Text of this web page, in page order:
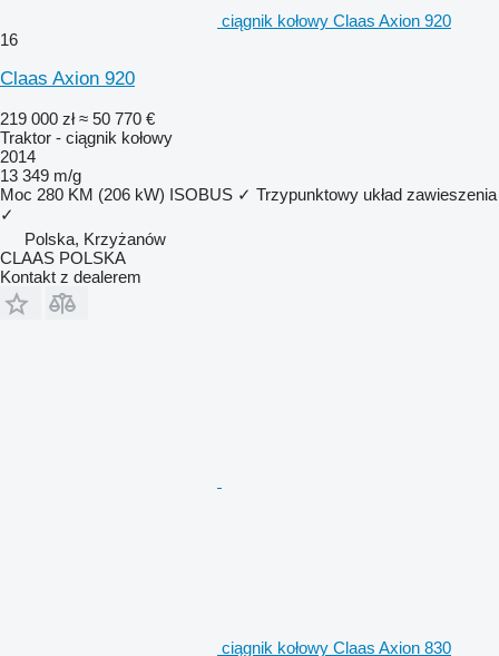
ciągnik kołowy Claas Axion 920
16
Claas Axion 920
219 000 zł ≈ 50 770 €
Traktor - ciągnik kołowy
2014
13 349 m/g
Moc 280 KM (206 kW) ISOBUS ✓ Trzypunktowy układ zawieszenia
✓
Polska, Krzyżanów
CLAAS POLSKA
Kontakt z dealerem
ciągnik kołowy Claas Axion 830